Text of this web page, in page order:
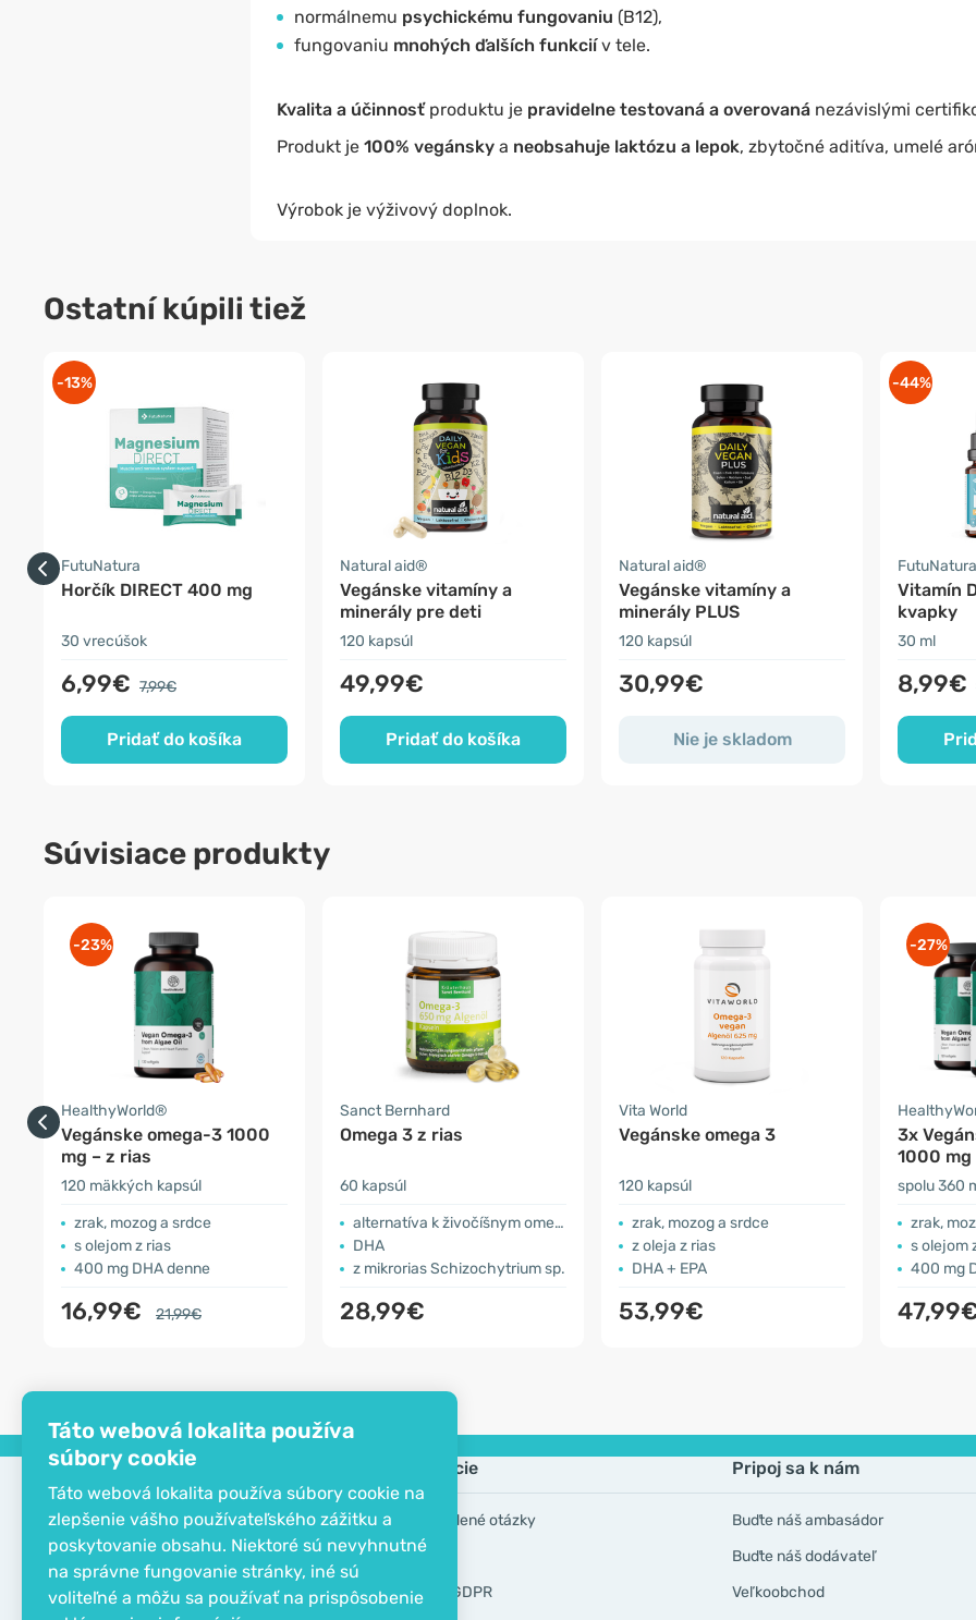
Táto webová lokalita používa
súbory cookie
Táto webová lokalita používa súbory cookie na
zlepšenie vášho používateľského zážitku a
poskytovanie obsahu. Niektoré sú nevyhnutné
na správne fungovanie stránky, iné sú
voliteľné a môžu sa používať na prispôsobenie
normálnemu psychickému fungovaniu (B12),
fungovaniu mnohých ďalších funkciív tele.
Kvalita a účinnosťproduktu jepravidelne testovaná a overovaná nezávislými
Produkt je100% vegánsky a neobsahuje laktózu a lepok, zbytočné aditíva, umelé
Výrobok je výživový doplnok.
Ostatní kúpili tiež
-13%
FutuNatura
Horčík DIRECT 400 mg
30 vrecúšok
6,99€ 7,99€
Pridať do košíka
Natural aid®
Vegánske vitamíny a
minerály pre deti
120 kapsúl
49,99€
Pridať do košíka
Natural aid®
Vegánske vitamíny a
minerály PLUS
120 kapsúl
30,99€
Nie je skladom
-44%
FutuNatura
Vitamín
kvapky
30 ml
8,99€
Súvisiace produkty
-23%
HealthyWorld®
Vegánske omega-3 1000
mg – z rias
120 mäkkých kapsúl
zrak, mozog a srdce
s olejom z rias
400 mg DHA denne
16,99€ 21,99€
Sanct Bernhard
Omega 3 z rias
60 kapsúl
alternatíva k živočíšnym omega 3
DHA
z mikrorias Schizochytrium sp.
28,99€
Vita World
Vegánske omega 3
120 kapsúl
zrak, mozog a srdce
z oleja z rias
DHA + EPA
53,99€
-27%
3x
1000 mg
spolu 360
zrak,
s olejom
400 mg
Spoločnosť
EKO certifikát
Kontakt
O spoločnosti
Informácie
Často kladené otázky
Značky
Nástroje GDPR
Pripoj sa k nám
Buďte náš ambasádor
Buďte náš dodávateľ
Veľkoobchod